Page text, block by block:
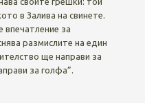
в Залива на свинете.
за
размислите на един
ще направи за
за голфа”.